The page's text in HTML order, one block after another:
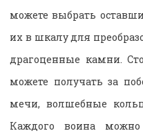
можете выбрать
их в шкалу для
драгоценные камни.
можете получать за
мечи, волшебные
Каждого воина можно